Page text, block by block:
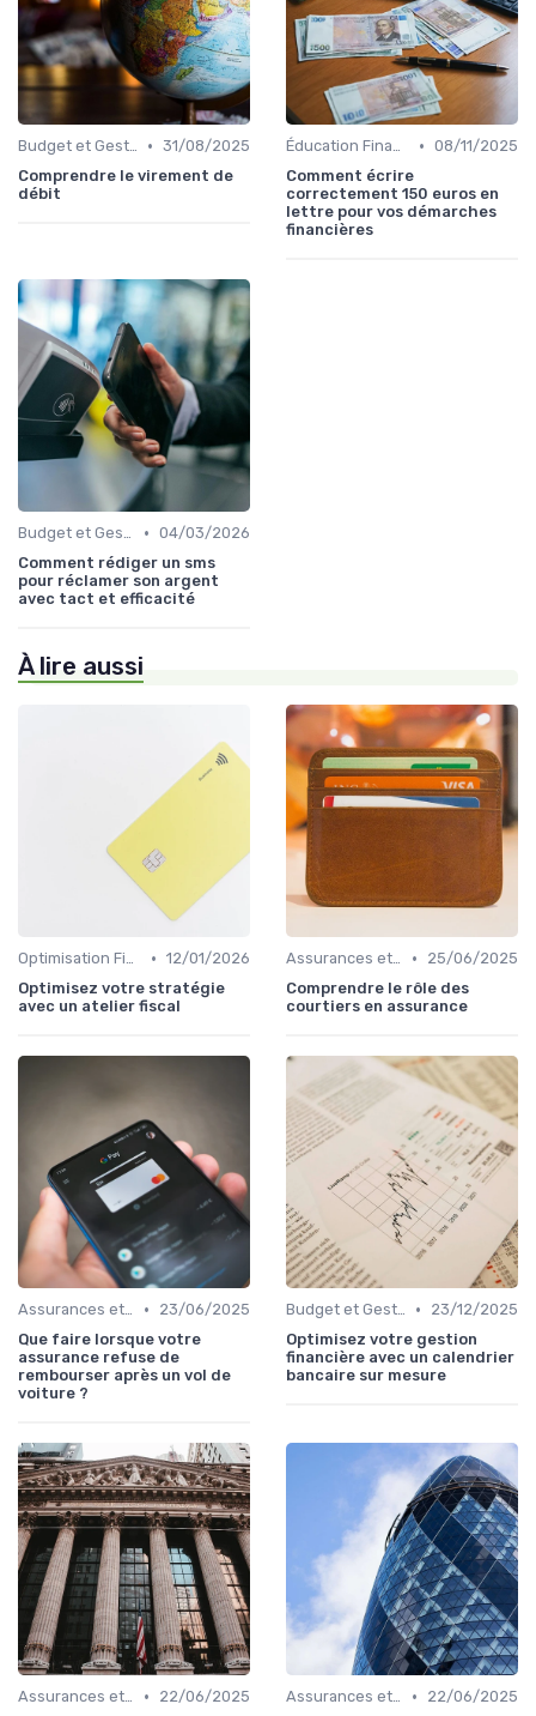
Budget et Gestion des Finances Personnelles • 31/08/2025
Comprendre le virement de
débit
Éducation Financière • 08/11/2025
Comment écrire
correctement 150 euros en
lettre pour vos démarches
financières
Budget et Gestion des Finances Personnelles • 04/03/2026
Comment rédiger un sms
pour réclamer son argent
avec tact et efficacité
À lire aussi
Optimisation Fiscale • 12/01/2026
Optimisez votre stratégie
avec un atelier fiscal
Assurances et Protections Financières •
25/06/2025
Comprendre le rôle des
courtiers en assurance
Assurances et Protections Financières •
23/06/2025
Que faire lorsque votre
assurance refuse de
rembourser après un vol de
voiture ?
Budget et Gestion des Finances Personnelles •
23/12/2025
Optimisez votre gestion
financière avec un calendrier
bancaire sur mesure
Assurances et Protections Financières •
22/06/2025
Assurances et Protections Financières •
22/06/2025